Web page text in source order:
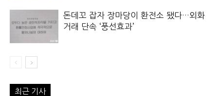
돈데꼬 잡자 장마당이 환전소 됐다…외화
거래 단속 ‘풍선효과’
최근 기사